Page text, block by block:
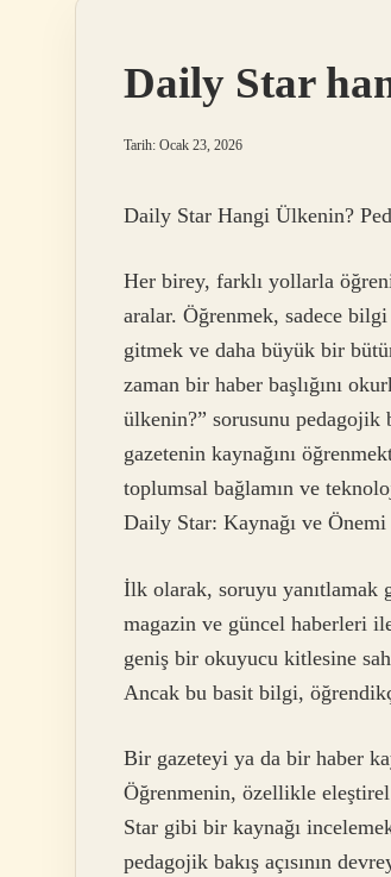
Daily Star
Tarih: Ocak 23, 2026
Daily Star Hangi Ülkenin?
Her birey, farklı yollarla
aralar. Öğrenmek, sadece
gitmek ve daha büyük bir
zaman bir haber başlığını
ülkenin?” sorusunu pedagojik
gazetenin kaynağını
toplumsal bağlamın ve
Daily Star: Kaynağı ve Önemi
İlk olarak, soruyu yanıtlamak
magazin ve güncel haberleri
geniş bir okuyucu kitlesine
Ancak bu basit bilgi,
Bir gazeteyi ya da bir haber
Öğrenmenin, özellikle
Star gibi bir kaynağı
pedagojik bakış açısının